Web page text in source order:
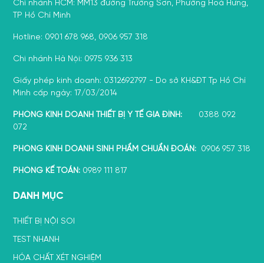
Chi nhánh HCM: MM13 đường Trường Sơn, Phường Hoà Hưng,
TP Hồ Chí Minh
Hotline: 0901 678 968, 0906 957 318
Chi nhánh Hà Nội: 0975 936 313
Giấy phép kinh doanh: 0312692797 - Do sở KH&ĐT Tp Hồ Chí
Minh cấp ngày: 17/03/2014
PHÒNG KINH DOANH THIẾT BỊ Y TẾ GIA ĐÌNH: 0388 092
072
PHÒNG KINH DOANH SINH PHẨM CHUẨN ĐOÁN: 0906 957 318
PHÒNG KẾ TOÁN: 0989 111 817
DANH MỤC
THIẾT BỊ NỘI SOI
TEST NHANH
HÓA CHẤT XÉT NGHIỆM